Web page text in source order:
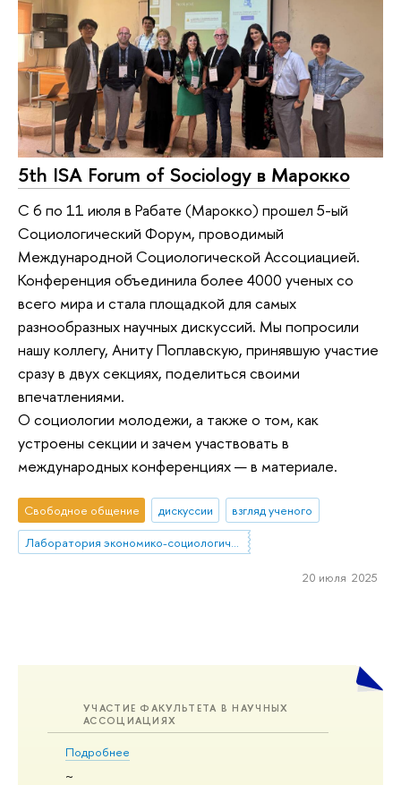
УЧАСТИЕ ФАКУЛЬТЕТА В НАУЧНЫХ
АССОЦИАЦИЯХ
Подробнее
~
5th ISA Forum of Sociology в Марокко
С 6 по 11 июля в Рабате (Марокко) прошел 5-ый
Социологический Форум, проводимый
Международной Социологической Ассоциацией.
Конференция объединила более 4000 ученых со
всего мира и стала площадкой для самых
разнообразных научных дискуссий. Мы попросили
нашу коллегу, Аниту Поплавскую, принявшую участие
сразу в двух секциях, поделиться своими
впечатлениями.
О социологии молодежи, а также о том, как
устроены секции и зачем участвовать в
международных конференциях — в материале.
Свободное общение дискуссии
взгляд ученого
20 июля 2025